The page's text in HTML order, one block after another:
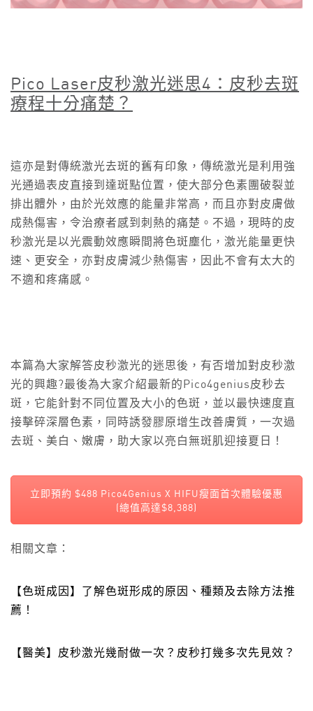
Pico Laser皮秒激光迷思4 ：皮秒去斑
療程十分痛楚？
這亦是對傳統激光去斑的舊有印象，傳統激光是利用強
光通過表皮直接到達斑點位置，使大部分色素團破裂並
排出體外，由於光效應的能量非常高，而且亦對皮膚做
成熱傷害，令治療者感到刺熱的痛楚。不過，現時的皮
秒激光是以光震動效應瞬間將色斑塵化，激光能量更快
速、更安全，亦對皮膚減少熱傷害，因此不會有太大的
不適和疼痛感。
本篇為大家解答皮秒激光的迷思後，有否增加對皮秒激
光的興趣?最後為大家介紹最新的Pico4genius皮秒去
斑，它能針對不同位置及大小的色斑，並以最快速度直
接擊碎深層色素，同時誘發膠原增生改善膚質，一次過
去斑、美白、嫩膚，助大家以亮白無斑肌迎接夏日！
立即預約 $488 Pico4Genius X HIFU瘦面首次體驗優惠
(總值高達$8,388)
相關文章：
【色斑成因】了解色斑形成的原因、種類及去除方法推
薦！
【醫美】皮秒激光幾耐做一次？皮秒打幾多次先見效？